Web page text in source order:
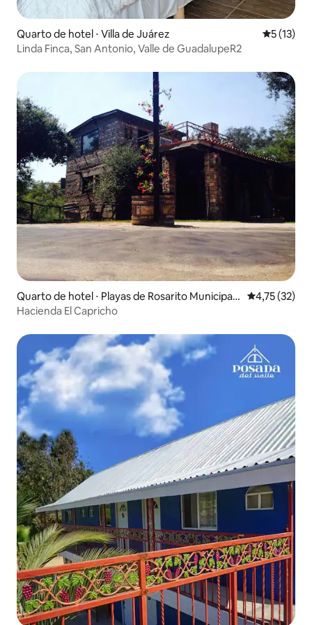
Quarto de hotel ⋅ Villa de Juárez 5 de uma
5 (13)
Linda Finca, San Antonio, Valle de GuadalupeR2
Quarto de hotel ⋅ Playas de Rosarito Municipalit
y
4,75 de uma
4,75 (32)
Hacienda El Capricho